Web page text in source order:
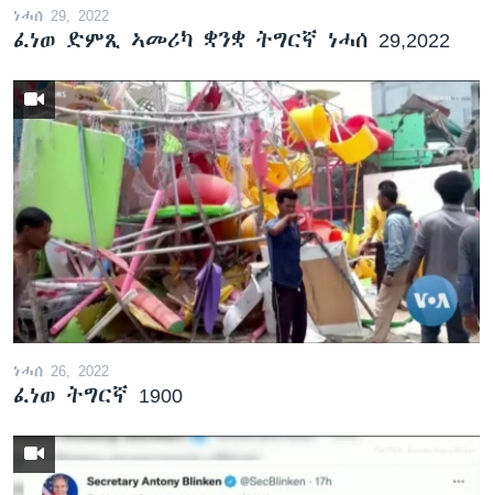
ነሓሰ 29, 2022
ፈነወ ድምጺ ኣመሪካ ቋንቋ ትግርኛ ነሓሰ 29,2022
ነሓሰ 26, 2022
ፈነወ ትግርኛ 1900